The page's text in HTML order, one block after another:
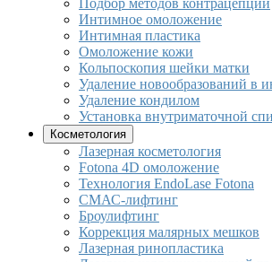
Подбор методов контрацепции
Интимное омоложение
Интимная пластика
Омоложение кожи
Кольпоскопия шейки матки
Удаление новообразований в
Удаление кондилом
Установка внутриматочной
Косметология
Лазерная косметология
Fotona 4D омоложение
Технология EndoLase Fotona
СМАС-лифтинг
Броулифтинг
Коррекция малярных мешков
Лазерная ринопластика